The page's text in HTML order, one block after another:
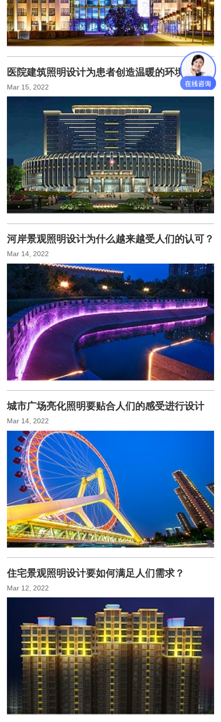
医院建筑照明设计为患者创造温暖的环境
Mar 15, 2022
河岸景观照明设计为什么越来越受人们的认可？
Mar 14, 2022
城市广场亮化照明要贴合人们的感受进行设计
Mar 14, 2022
住宅景观照明设计要如何满足人们需求？
Mar 12, 2022